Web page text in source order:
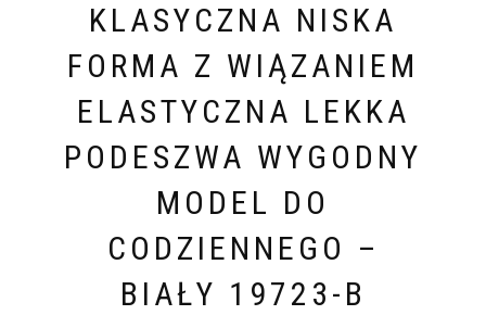
KLASYCZNA NISKA
FORMA Z WIĄZANIEM
ELASTYCZNA LEKKA
PODESZWA WYGODNY
MODEL DO
CODZIENNEGO –
BIAŁY 19723-B